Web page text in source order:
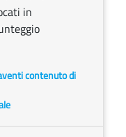
in
contenuto di